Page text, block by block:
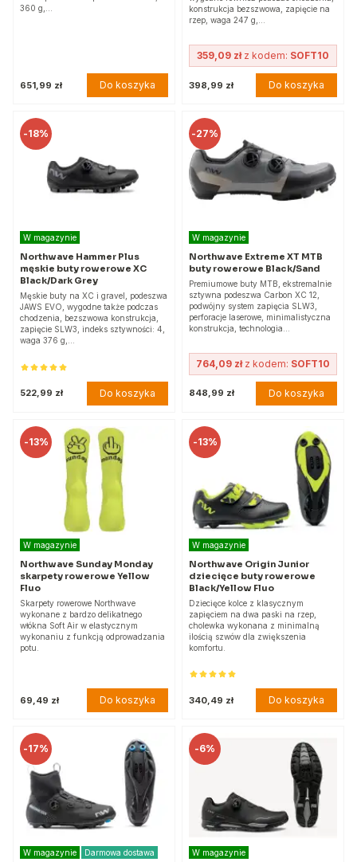
360 g,…
651,99 zł Do koszyka
konstrukcja bezszwowa, zapięcie na
rzep, waga 247 g,…
359,09 złz kodem: SOFT10
398,99 zł Do koszyka
-18%
W magazynie
Northwave Hammer Plus
męskie buty rowerowe XC
Black/Dark Grey
Męskie buty na XC i gravel, podeszwa
JAWS EVO, wygodne także podczas
chodzenia, bezszwowa konstrukcja,
zapięcie SLW3, indeks sztywności: 4,
waga 376 g,…
522,99 zł Do koszyka
-27%
W magazynie
Northwave Extreme XT MTB
buty rowerowe Black/Sand
Premiumowe buty MTB, ekstremalnie
sztywna podeszwa Carbon XC 12,
podwójny system zapięcia SLW3,
perforacje laserowe, minimalistyczna
konstrukcja, technologia…
764,09 złz kodem: SOFT10
848,99 zł Do koszyka
-13%
W magazynie
Northwave Sunday Monday
skarpety rowerowe Yellow
Fluo
Skarpety rowerowe Northwave
wykonane z bardzo delikatnego
włókna Soft Air w elastycznym
wykonaniu z funkcją odprowadzania
potu.
69,49 zł Do koszyka
-13%
W magazynie
Northwave Origin Junior
dziecięce buty rowerowe
Black/Yellow Fluo
Dziecięce kolce z klasycznym
zapięciem na dwa paski na rzep,
cholewka wykonana z minimalną
ilością szwów dla zwiększenia
komfortu.
340,49 zł Do koszyka
-17%
W magazynie Darmowa dostawa
-6%
W magazynie